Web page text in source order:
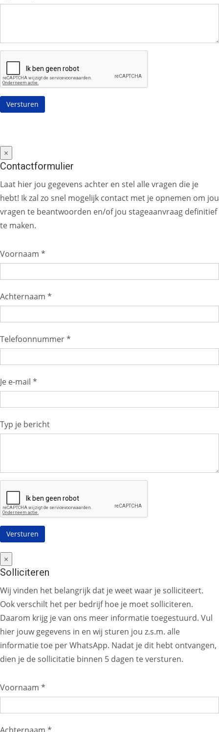
×
Contactformulier
Laat hier jou gegevens achter en stel alle vragen die je
hebt! Ik zal zo snel mogelijk contact met je opnemen om jou
vragen te beantwoorden en/of jou stageaanvraag definitief
te maken.
Voornaam *
Achternaam *
Telefoonnummer *
Je e-mail *
Typ je bericht
×
Solliciteren
Wij vinden het belangrijk dat je weet waar je solliciteert.
Ook verschilt het per bedrijf hoe je moet solliciteren.
Daarom krijg je van ons meer informatie toegestuurd. Vul
hier jouw gegevens in en wij sturen jou z.s.m. alle
informatie toe per WhatsApp. Nadat je dit hebt ontvangen,
dien je de sollicitatie binnen 5 dagen te versturen.
Voornaam *